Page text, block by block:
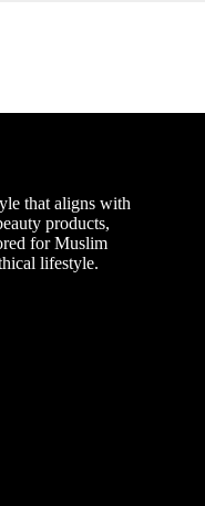
that aligns with
products,
for Muslim
lifestyle.